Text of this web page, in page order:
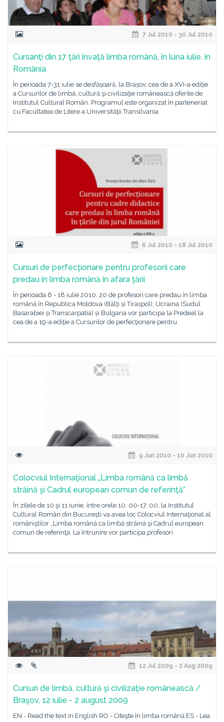
7 Jul 2010 - 30 Jul 2010
Cursanţi din 17 ţări învaţă limba română, în luna iulie, în
România
În perioada 7-31 iulie se desfășoară, la Brașov, cea de a XVI-a ediție
a Cursurilor de limbă, cultură şi civilizaţie românească oferite de
Institutul Cultural Român. Programul este organizat în parteneriat
cu Facultatea de Litere a Universităţii Transilvania
6 Jul 2010 - 18 Jul 2010
Cursuri de perfecţionare pentru profesorii care
predau în limba română în afara ţării
În perioada 6 - 18 iulie 2010, 20 de profesori care predau în limba
română în Republica Moldova (Bălți și Tiraspol), Ucraina (Sudul
Basarabiei și Transcarpatia) și Bulgaria vor participa la Predeal la
cea de a 19-a ediţie a Cursurilor de perfecţionare pentru
9 Jun 2010 - 10 Jun 2010
Colocviul Internaţional „Limba română ca limbă
străină şi Cadrul european comun de referinţă”
În zilele de 10 şi 11 iunie, între orele 10. 00-17. 00, la Institutul
Cultural Român din Bucureşti va avea loc Colocviul Internaţional al
româniştilor „Limba română ca limbă străină şi Cadrul european
comun de referinţă. La întrunire vor participa profesori
12 Jul 2009 - 2 Aug 2009
Cursuri de limbă, cultură şi civilizaţie românească /
Braşov, 12 iulie - 2 august 2009
EN - Read the text in English RO - Citeşte în limba română ES - Lea